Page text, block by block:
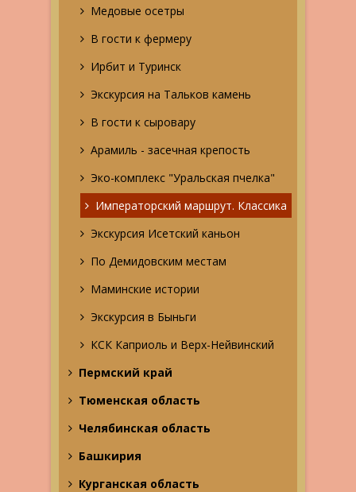
Медовые осетры
В гости к фермеру
Ирбит и Туринск
Экскурсия на Тальков камень
В гости к сыровару
Арамиль - засечная крепость
Эко-комплекс "Уральская пчелка"
Императорский маршрут. Классика
Экскурсия Исетский каньон
По Демидовским местам
Маминские истории
Экскурсия в Быньги
КСК Каприоль и Верх-Нейвинский
Пермский край
Тюменская область
Челябинская область
Башкирия
Курганская область